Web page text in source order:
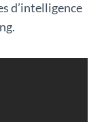
d’intelligence